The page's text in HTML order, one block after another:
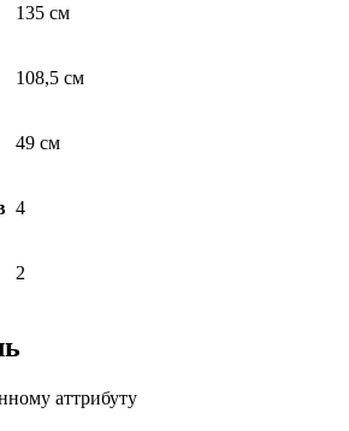
135 см
108,5 см
49 см
4
2
аттрибуту